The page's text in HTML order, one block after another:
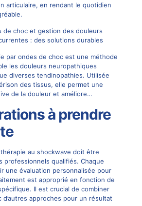
articulaire, en rendant le quotidien
de choc et gestion des douleurs
: des solutions durables
par ondes de choc est une méthode
les douleurs neuropathiques
diverses tendinopathies. Utilisée
des tissus, elle permet une
de la douleur et améliore…
à prendre
thérapie au shockwave doit être
professionnels qualifiés. Chaque
une évaluation personnalisée pour
est approprié en fonction de
Il est crucial de combiner
approches pour un résultat